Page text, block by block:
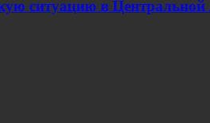
ситуацию в Центральной